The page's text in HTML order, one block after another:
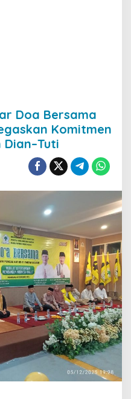
Doa Bersama
Komitmen